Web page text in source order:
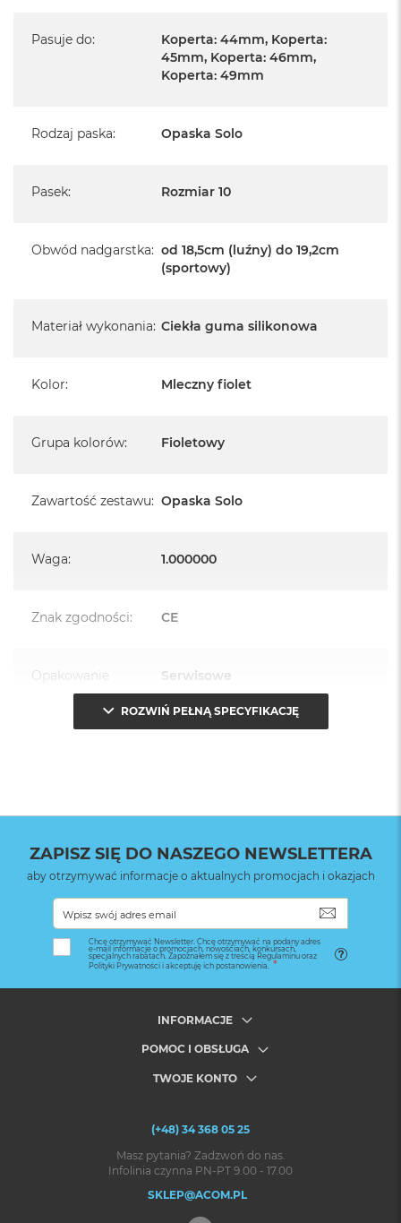
Pasuje do:
Koperta: 44mm, Koperta:
45mm, Koperta: 46mm,
Koperta: 49mm
Rodzaj paska: Opaska Solo
Pasek: Rozmiar 10
Obwód nadgarstka: od 18,5cm (luźny) do 19,2cm
(sportowy)
Materiał wykonania: Ciekła guma silikonowa
Kolor: Mleczny fiolet
Grupa kolorów: Fioletowy
Zawartość zestawu: Opaska Solo
Waga: 1.000000
Znak zgodności: CE
Opakowanie
(pudełko):
Serwisowe
ROZWIŃ PEŁNĄ SPECYFIKACJĘ
ZAPISZ SIĘ DO NASZEGO NEWSLETTERA
aby otrzymywać informacje o aktualnych promocjach i okazjach
Chcę otrzymywać Newsletter. Chcę otrzymywać na podany adres
e-mail informacje o promocjach, nowościach, konkursach,
specjalnych rabatach. Zapoznałem się z treścią Regulaminu oraz
Polityki Prywatności i akceptuję ich postanowienia.
INFORMACJE
POMOC I OBSŁUGA
TWOJE KONTO
(+48) 34 368 05 25
Masz pytania? Zadzwoń do nas.
Infolinia czynna PN-PT 9.00 - 17.00
SKLEP@ACOM.PL